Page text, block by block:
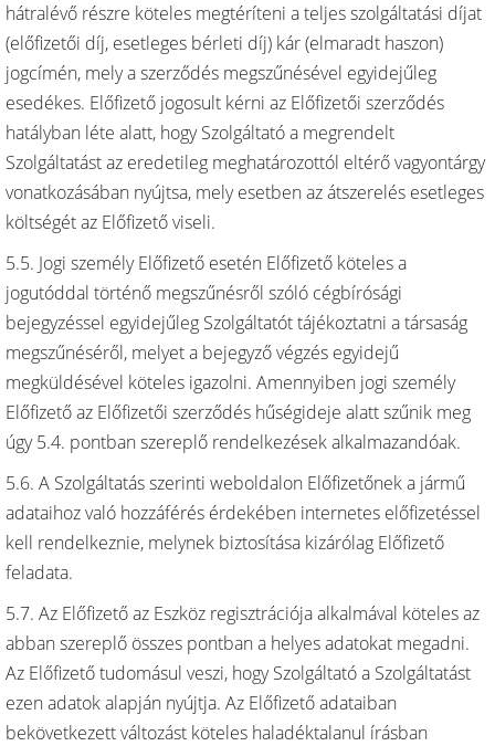
hátralévő részre köteles megtéríteni a teljes szolgáltatási díjat
(előfizetői díj, esetleges bérleti díj) kár (elmaradt haszon)
jogcímén, mely a szerződés megszűnésével egyidejűleg
esedékes. Előfizető jogosult kérni az Előfizetői szerződés
hatályban léte alatt, hogy Szolgáltató a megrendelt
Szolgáltatást az eredetileg meghatározottól eltérő vagyontárgy
vonatkozásában nyújtsa, mely esetben az átszerelés esetleges
költségét az Előfizető viseli.
5.5. Jogi személy Előfizető esetén Előfizető köteles a
jogutóddal történő megszűnésről szóló cégbírósági
bejegyzéssel egyidejűleg Szolgáltatót tájékoztatni a társaság
megszűnéséről, melyet a bejegyző végzés egyidejű
megküldésével köteles igazolni. Amennyiben jogi személy
Előfizető az Előfizetői szerződés hűségideje alatt szűnik meg
úgy 5.4. pontban szereplő rendelkezések alkalmazandóak.
5.6. A Szolgáltatás szerinti weboldalon Előfizetőnek a jármű
adataihoz való hozzáférés érdekében internetes előfizetéssel
kell rendelkeznie, melynek biztosítása kizárólag Előfizető
feladata.
5.7. Az Előfizető az Eszköz regisztrációja alkalmával köteles az
abban szereplő összes pontban a helyes adatokat megadni.
Az Előfizető tudomásul veszi, hogy Szolgáltató a Szolgáltatást
ezen adatok alapján nyújtja. Az Előfizető adataiban
bekövetkezett változást köteles haladéktalanul írásban